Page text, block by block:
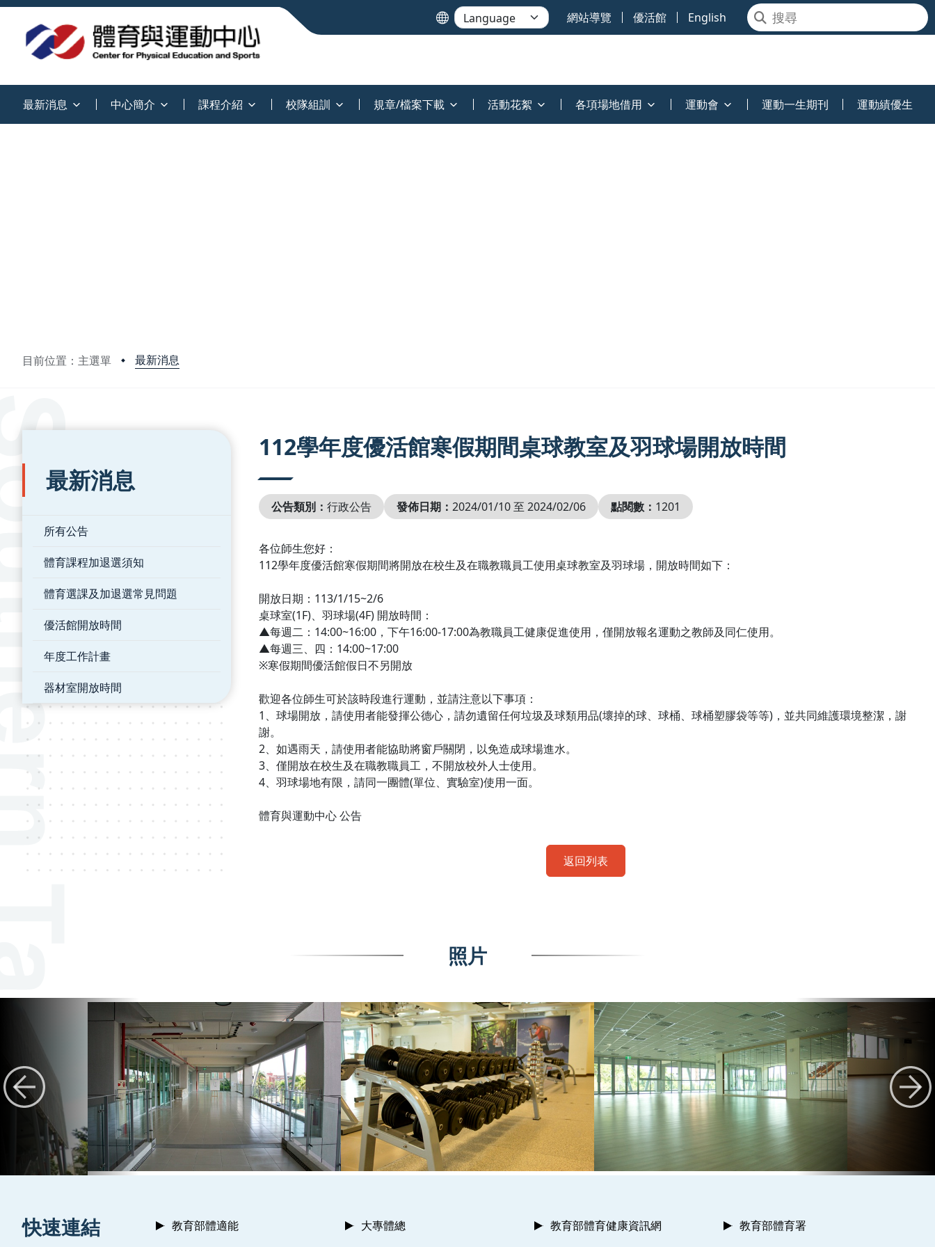
網站導覽 優活館 English
最新消息 中心簡介 課程介紹 校隊組訓 規章/檔案下載 活動花絮 各項場地借用 運動會 運動一生期刊 運動績優生
目前位置：主選單 最新消息
:::
最新消息
所有公告
體育課程加退選須知
體育選課及加退選常見問題
優活館開放時間
年度工作計畫
器材室開放時間
112學年度優活館寒假期間桌球教室及羽球場開放時間
公告類別： 行政公告 發佈日期： 2024/01/10 至 2024/02/06 點閱數： 1201
各位師生您好：
112學年度優活館寒假期間將開放在校生及在職教職員工使用桌球教室及羽球場，開放時間如下：
開放日期：113/1/15~2/6
桌球室(1F)、羽球場(4F) 開放時間：
▲每週二：14:00~16:00，下午16:00-17:00為教職員工健康促進使用，僅開放報名運動之教師及同仁使用。
▲每週三、四：14:00~17:00
※寒假期間優活館假日不另開放
歡迎各位師生可於該時段進行運動，並請注意以下事項：
1、球場開放，請使用者能發揮公德心，請勿遺留任何垃圾及球類用品(壞掉的球、球桶、球桶塑膠袋等等)，並共同維護環境整潔，謝
謝。
2、如遇雨天，請使用者能協助將窗戶關閉，以免造成球場進水。
3、僅開放在校生及在職教職員工，不開放校外人士使用。
4、羽球場地有限，請同一團體(單位、實驗室)使用一面。
體育與運動中心 公告
返回列表
照片
快速連結 教育部體適能 大專體總 教育部體育健康資訊網 教育部體育署